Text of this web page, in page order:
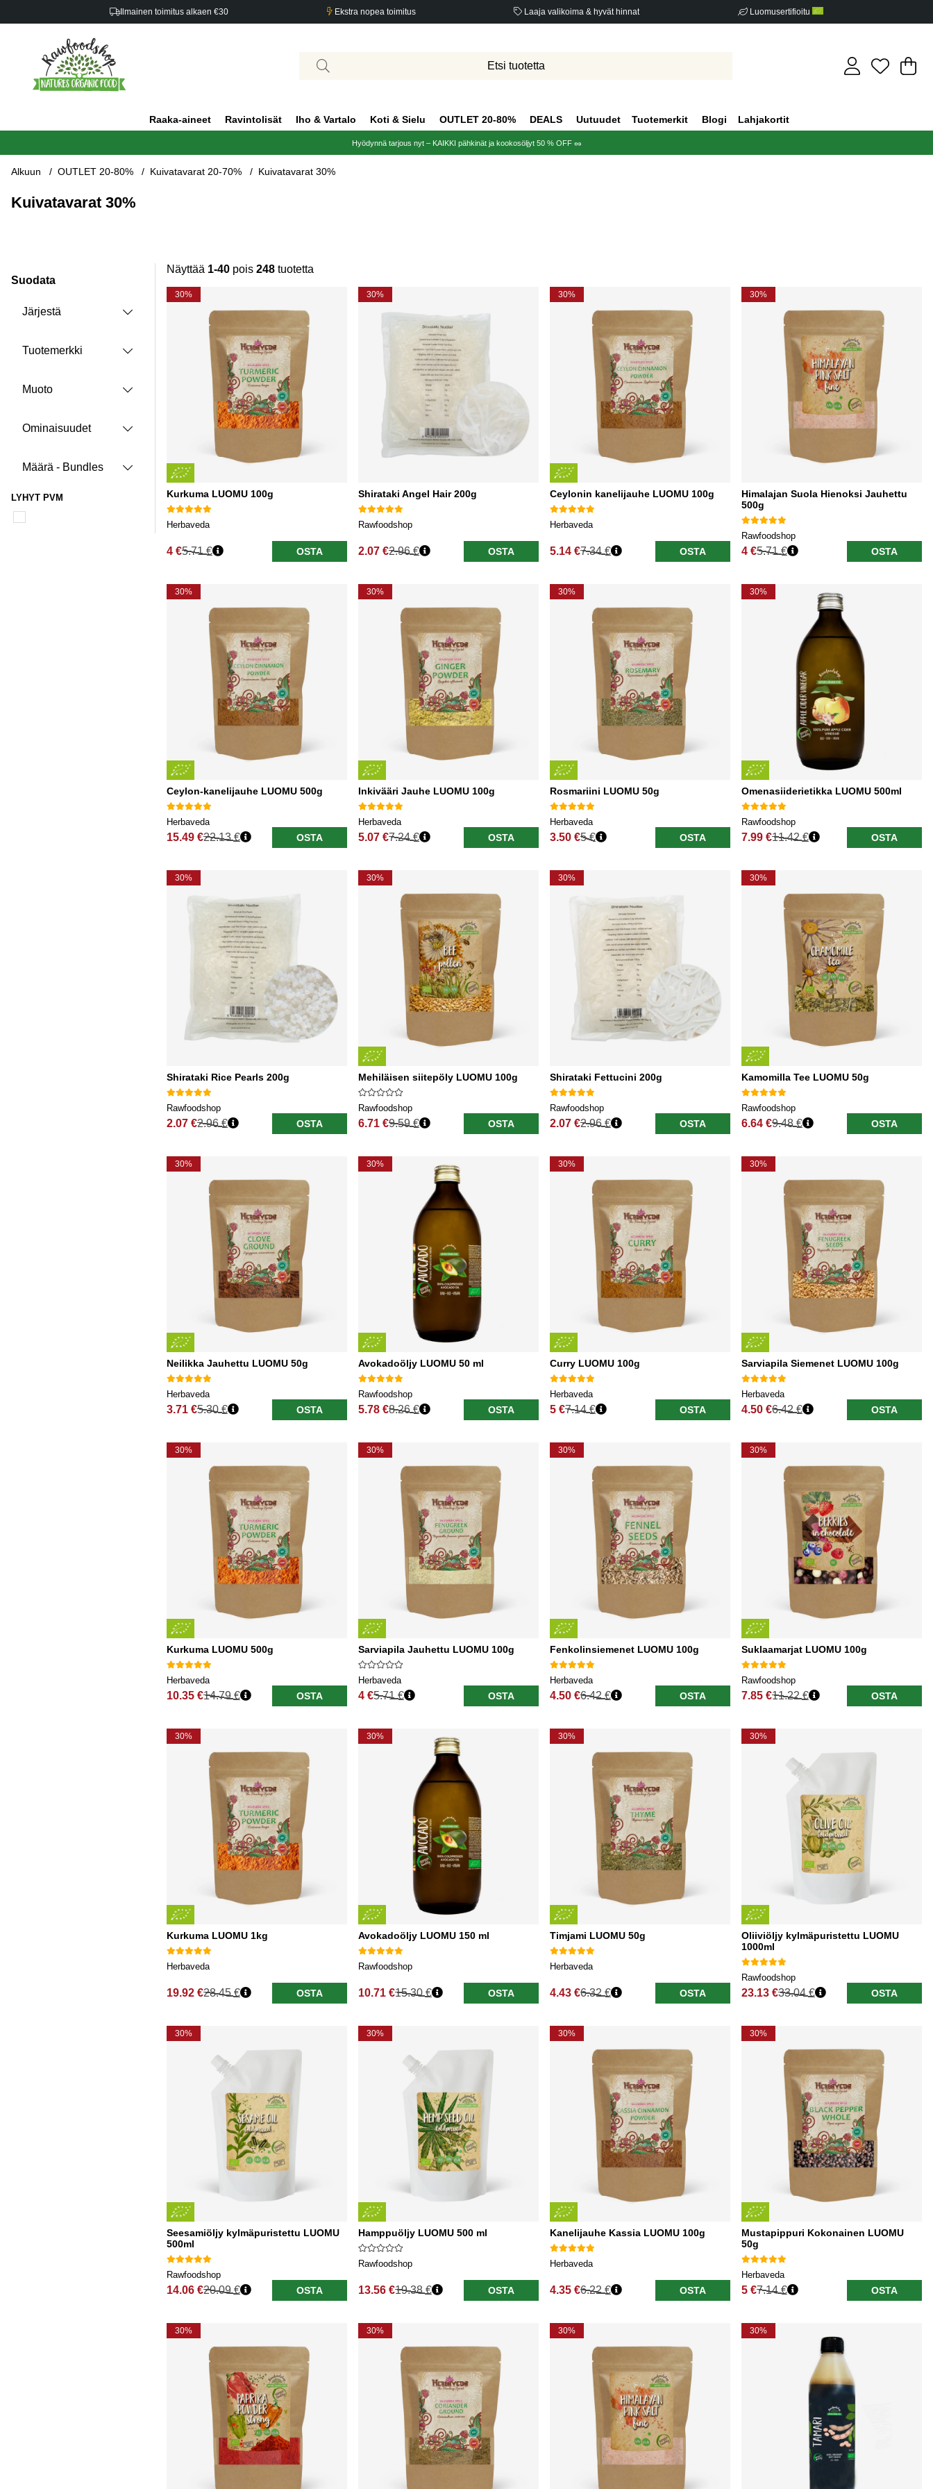
Ilmainen toimitus alkaen €30 Ekstra nopea toimitus Laaja valikoima & hyvät hinnat Luomusertifioitu
.
Raaka-aineet Ravintolisät Iho & Vartalo Koti & Sielu OUTLET 20-80% DEALS Uutuudet Tuotemerkit Blogi Lahjakortit
Hyödynnä tarjous nyt – KAIKKI pähkinät ja kookosöljyt 50 % OFF 🥜
Alkuun OUTLET 20-80% Kuivatavarat 20-70% Kuivatavarat 30%
Kuivatavarat 30%
Suodata
Järjestä
Tuotemerkki
Muoto
Ominaisuudet
Määrä - Bundles
LYHYT PVM
Näyttää 1-40 pois 248 tuotetta
Tuotteet
30%
Kurkuma LUOMU 100g
Herbaveda
4 €
Normaali hinta
5.71 € OSTA
30%
Shirataki Angel Hair 200g
Rawfoodshop
2.07 €
Normaali hinta
2.96 € OSTA
30%
Ceylonin kanelijauhe LUOMU 100g
Herbaveda
5.14 €
Normaali hinta
7.34 € OSTA
30%
Himalajan Suola Hienoksi Jauhettu
500g
Rawfoodshop
4 €
Normaali hinta
5.71 € OSTA
30%
Ceylon-kanelijauhe LUOMU 500g
Herbaveda
15.49 €
Normaali hinta
22.13 € OSTA
30%
Inkivääri Jauhe LUOMU 100g
Herbaveda
5.07 €
Normaali hinta
7.24 € OSTA
30%
Rosmariini LUOMU 50g
Herbaveda
3.50 €
Normaali hinta
5 € OSTA
30%
Omenasiiderietikka LUOMU 500ml
Rawfoodshop
7.99 €
Normaali hinta
11.42 € OSTA
30%
Shirataki Rice Pearls 200g
Rawfoodshop
2.07 €
Normaali hinta
2.96 € OSTA
30%
Mehiläisen siitepöly LUOMU 100g
Rawfoodshop
6.71 €
Normaali hinta
9.59 € OSTA
30%
Shirataki Fettucini 200g
Rawfoodshop
2.07 €
Normaali hinta
2.96 € OSTA
30%
Kamomilla Tee LUOMU 50g
Rawfoodshop
6.64 €
Normaali hinta
9.48 € OSTA
30%
Neilikka Jauhettu LUOMU 50g
Herbaveda
3.71 €
Normaali hinta
5.30 € OSTA
30%
Avokadoöljy LUOMU 50 ml
Rawfoodshop
5.78 €
Normaali hinta
8.26 € OSTA
30%
Curry LUOMU 100g
Herbaveda
5 €
Normaali hinta
7.14 € OSTA
30%
Sarviapila Siemenet LUOMU 100g
Herbaveda
4.50 €
Normaali hinta
6.42 € OSTA
30%
Kurkuma LUOMU 500g
Herbaveda
10.35 €
Normaali hinta
14.79 € OSTA
30%
Sarviapila Jauhettu LUOMU 100g
Herbaveda
4 €
Normaali hinta
5.71 € OSTA
30%
Fenkolinsiemenet LUOMU 100g
Herbaveda
4.50 €
Normaali hinta
6.42 € OSTA
30%
Suklaamarjat LUOMU 100g
Rawfoodshop
7.85 €
Normaali hinta
11.22 € OSTA
30%
Kurkuma LUOMU 1kg
Herbaveda
19.92 €
Normaali hinta
28.45 € OSTA
30%
Avokadoöljy LUOMU 150 ml
Rawfoodshop
10.71 €
Normaali hinta
15.30 € OSTA
30%
Timjami LUOMU 50g
Herbaveda
4.43 €
Normaali hinta
6.32 € OSTA
30%
Oliiviöljy kylmäpuristettu LUOMU
1000ml
Rawfoodshop
23.13 €
Normaali hinta
33.04 € OSTA
30%
Seesamiöljy kylmäpuristettu LUOMU
500ml
Rawfoodshop
14.06 €
Normaali hinta
20.09 € OSTA
30%
Hamppuöljy LUOMU 500 ml
Rawfoodshop
13.56 €
Normaali hinta
19.38 € OSTA
30%
Kanelijauhe Kassia LUOMU 100g
Herbaveda
4.35 €
Normaali hinta
6.22 € OSTA
30%
Mustapippuri Kokonainen LUOMU
50g
Herbaveda
5 €
Normaali hinta
7.14 € OSTA
30% 30% 30% 30%